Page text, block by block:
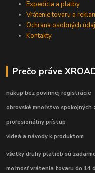
Expedícia a platby
Vrátenie tovaru a
Ochrana osobných
Kontakty
Prečo práve
nákup bez povinnej registrácie
obrovské množstvo spokojných
profesionálny prístup
videá a návody k produktom
všetky druhy platieb sú
možnosť vrátenia tovaru do 14